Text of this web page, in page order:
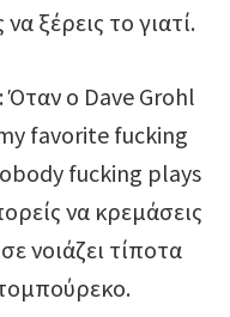
ξέρεις το γιατί.
ο Dave Grohl
favorite fucking
fucking plays
να κρεμάσεις
νοιάζει τίποτα